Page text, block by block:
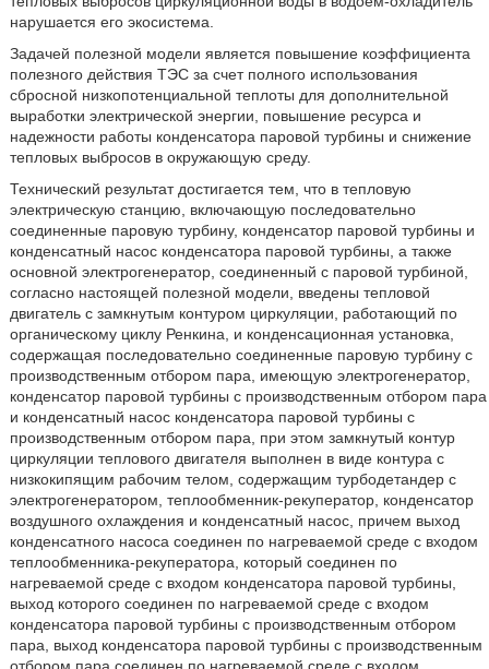
нарушается его экосистема.
Задачей полезной модели является повышение коэффициента
полезного действия ТЭС за счет полного использования
сбросной низкопотенциальной теплоты для дополнительной
выработки электрической энергии, повышение ресурса и
надежности работы конденсатора паровой турбины и снижение
тепловых выбросов в окружающую среду.
Технический результат достигается тем, что в тепловую
электрическую станцию, включающую последовательно
соединенные паровую турбину, конденсатор паровой турбины и
конденсатный насос конденсатора паровой турбины, а также
основной электрогенератор, соединенный с паровой турбиной,
согласно настоящей полезной модели, введены тепловой
двигатель с замкнутым контуром циркуляции, работающий по
органическому циклу Ренкина, и конденсационная установка,
содержащая последовательно соединенные паровую турбину с
производственным отбором пара, имеющую электрогенератор,
конденсатор паровой турбины с производственным отбором пара
и конденсатный насос конденсатора паровой турбины с
производственным отбором пара, при этом замкнутый контур
циркуляции теплового двигателя выполнен в виде контура с
низкокипящим рабочим телом, содержащим турбодетандер с
электрогенератором, теплообменник-рекуператор, конденсатор
воздушного охлаждения и конденсатный насос, причем выход
конденсатного насоса соединен по нагреваемой среде с входом
теплообменника-рекуператора, который соединен по
нагреваемой среде с входом конденсатора паровой турбины,
выход которого соединен по нагреваемой среде с входом
конденсатора паровой турбины с производственным отбором
пара, выход конденсатора паровой турбины с производственным
отбором пара соединен по нагреваемой среде с входом